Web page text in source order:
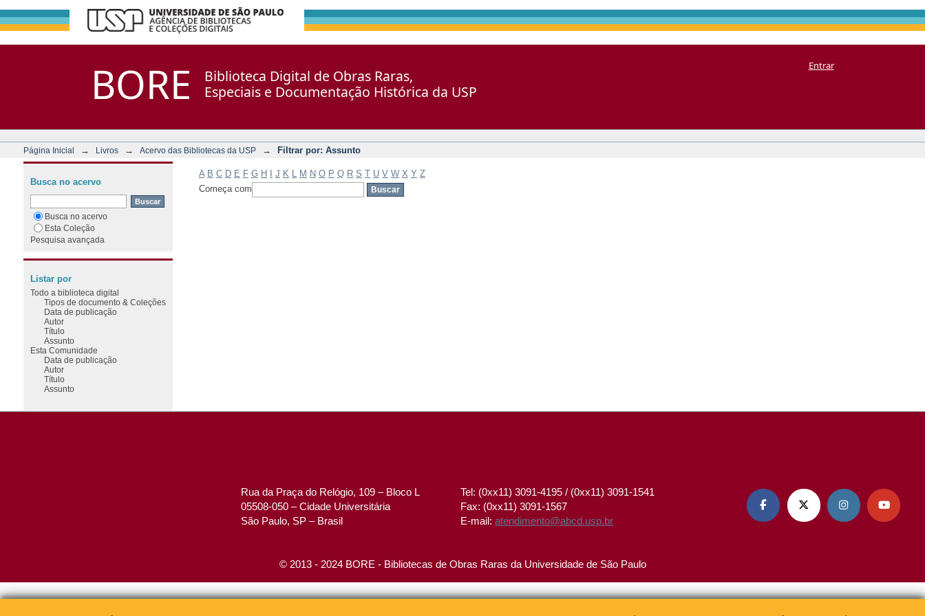
BORE
Biblioteca Digital de Obras Raras,
Especiais e Documentação Histórica da USP
Entrar
Página Inicial → Livros → Acervo das Bibliotecas da USP → Filtrar por: Assunto
A B C D E F G H J K M N O P Q R S T U V W X Y Z
Começa com
Busca no acervo
Busca no acervo
Esta Coleção
Pesquisa avançada
Listar por
Todo a biblioteca digital
Tipos de documento & Coleções
Data de publicação
Autor
Título
Assunto
Esta Comunidade
Data de publicação
Autor
Título
Assunto
Rua da Praça do Relógio, 109 – Bloco L
05508-050 – Cidade Universitária
São Paulo, SP – Brasil
Tel: (0xx11) 3091-4195 / (0xx11) 3091-1541
Fax: (0xx11) 3091-1567
E-mail:atendimento@abcd.usp.br
   
© 2013 - 2024 BORE - Bibliotecas de Obras Raras da Universidade de São Paulo